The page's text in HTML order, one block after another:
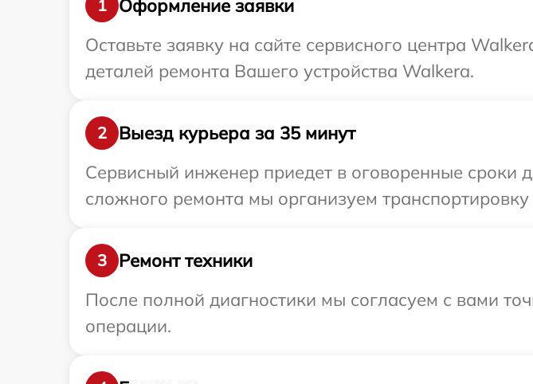
1
Оформление заявки
Оставьте заявку на сайте сервисного центра
деталей ремонта Вашего устройства Walkera.
2
Выезд курьера за 35 минут
Сервисный инженер приедет в оговоренные сроки
сложного ремонта мы организуем
3
Ремонт техники
После полной диагностики мы согласуем с вами
операции.